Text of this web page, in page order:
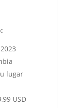
lugar
USD